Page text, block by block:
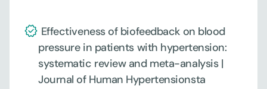
pressure in patients with hypertension:
systematic review and meta-analysis |
Journal of Human Hypertensionsta